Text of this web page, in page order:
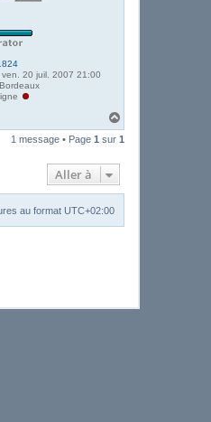
ven. 20 juil. 2007 21:00
Bordeaux
a
u
1 message • Page 1 sur 1
Aller à
au format UTC+02:00